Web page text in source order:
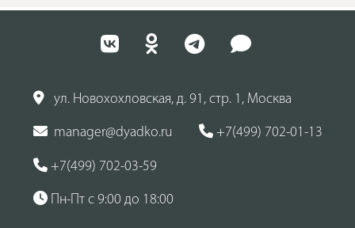
ул. Новохохловская, д. 91, стр. 1, Москва
manager@dyadko.ru +7(499) 702-01-13
+7(499) 702-03-59
Пн-Пт с 9:00 до 18:00